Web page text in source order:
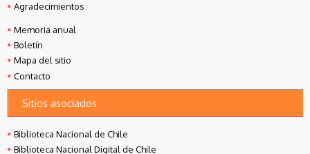
Agradecimientos
Memoria anual
Boletín
Mapa del sitio
Contacto
Sitios asociados
Biblioteca Nacional de Chile
Biblioteca Nacional Digital de Chile